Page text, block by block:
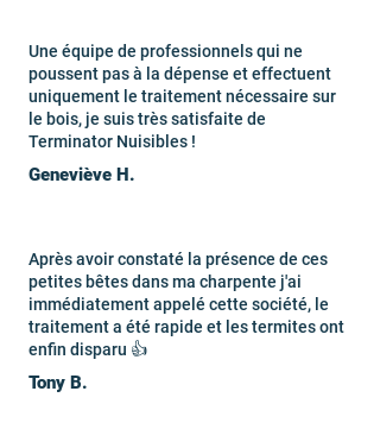
Une équipe de professionnels qui ne
poussent pas à la dépense et effectuent
uniquement le traitement nécessaire sur
le bois, je suis très satisfaite de
Terminator Nuisibles !
Geneviève H.
Après avoir constaté la présence de ces
petites bêtes dans ma charpente j'ai
immédiatement appelé cette société, le
traitement a été rapide et les termites ont
enfin disparu 👍
Tony B.